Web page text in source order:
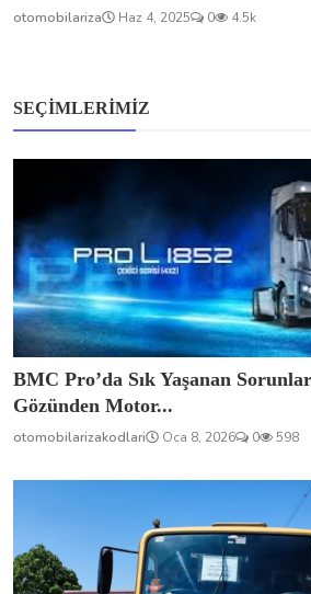
otomobilariza
Haz 4, 2025 0 4.5k
SEÇIMLERIMIZ
BMC Pro’da Sık Yaşanan
Gözünden Motor...
otomobilarizakodlari Oca 8, 2026 0 598